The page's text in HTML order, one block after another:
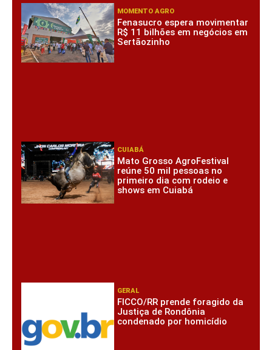
MOMENTO AGRO
Fenasucro espera movimentar
R$ 11 bilhões em negócios em
Sertãozinho
CUIABÁ
Mato Grosso AgroFestival
reúne 50 mil pessoas no
primeiro dia com rodeio e
shows em Cuiabá
GERAL
FICCO/RR prende foragido da
Justiça de Rondônia
condenado por homicídio